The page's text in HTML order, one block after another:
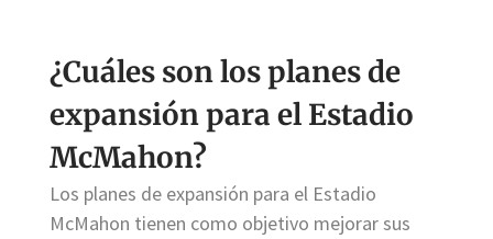
¿Cuáles son los planes de
expansión para el Estadio
McMahon?
Los planes de expansión para el Estadio
McMahon tienen como objetivo mejorar sus